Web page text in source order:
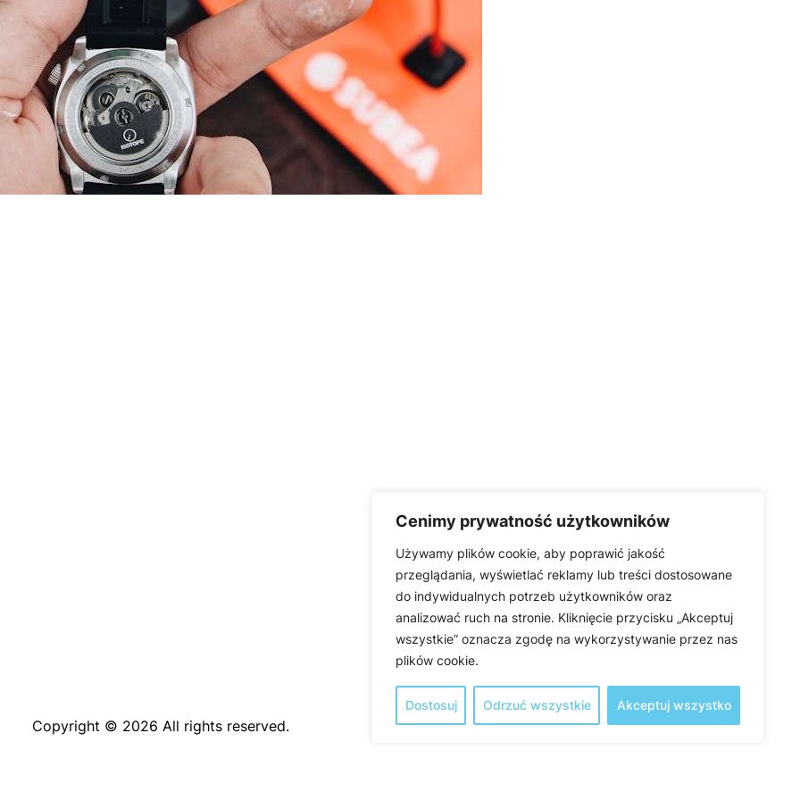
Cenimy prywatność użytkowników
Używamy plików cookie, aby poprawić jakość
przeglądania, wyświetlać reklamy lub treści dostosowane
do indywidualnych potrzeb użytkowników oraz
analizować ruch na stronie. Kliknięcie przycisku „Akceptuj
wszystkie” oznacza zgodę na wykorzystywanie przez nas
plików cookie.
Dostosuj Odrzuć wszystkie Akceptuj wszystko
Copyright © 2026 All rights reserved.